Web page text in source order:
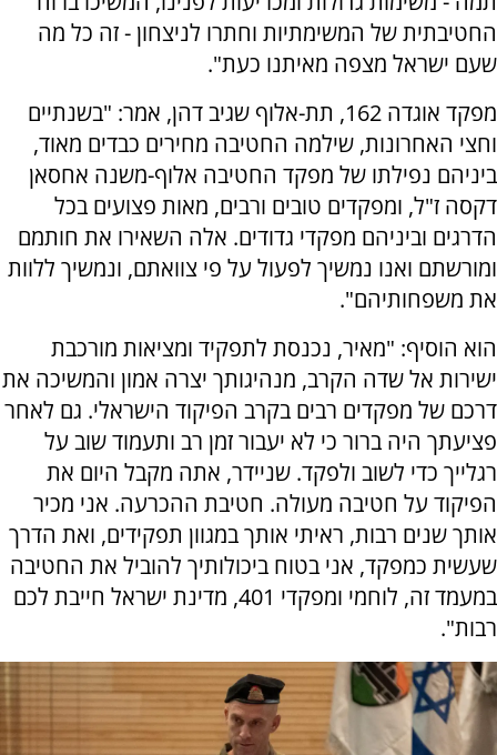
החטיבתית של המשימתיות וחתרו לניצחון - זה כל מה
שעם ישראל מצפה מאיתנו כעת".
מפקד אוגדה 162, תת-אלוף שגיב דהן, אמר: "בשנתיים
וחצי האחרונות, שילמה החטיבה מחירים כבדים מאוד,
ביניהם נפילתו של מפקד החטיבה אלוף-משנה אחסאן
דקסה ז"ל, ומפקדים טובים ורבים, מאות פצועים בכל
הדרגים וביניהם מפקדי גדודים. אלה השאירו את חותמם
ומורשתם ואנו נמשיך לפעול על פי צוואתם, ונמשיך ללוות
את משפחותיהם".
הוא הוסיף: "מאיר, נכנסת לתפקיד ומציאות מורכבת
ישירות אל שדה הקרב, מנהיגותך יצרה אמון והמשיכה את
דרכם של מפקדים רבים בקרב הפיקוד הישראלי. גם לאחר
פציעתך היה ברור כי לא יעבור זמן רב ותעמוד שוב על
רגלייך כדי לשוב ולפקד. שניידר, אתה מקבל היום את
הפיקוד על חטיבה מעולה. חטיבת ההכרעה. אני מכיר
אותך שנים רבות, ראיתי אותך במגוון תפקידים, ואת הדרך
שעשית כמפקד, אני בטוח ביכולותיך להוביל את החטיבה
במעמד זה, לוחמי ומפקדי 401, מדינת ישראל חייבת לכם
רבות".